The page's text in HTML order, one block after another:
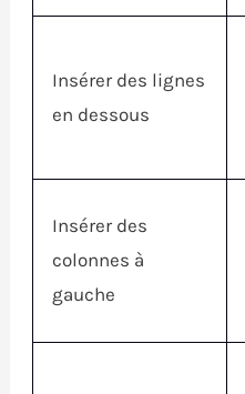
Insérer des lignes
en dessous
Insérer des
colonnes à
gauche